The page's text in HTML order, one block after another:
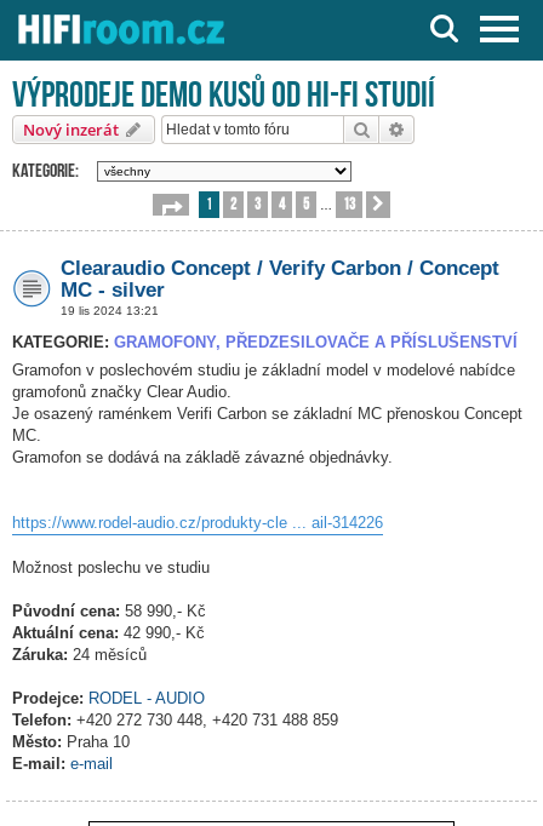
Server o Hi-Fi a AV technice
Výprodeje demo kusů od HI-FI studií
Nový inzerát Hledat
Kategorie:
Stránka 1z 13
1 2 3 4 5 13
Clearaudio Concept / Verify Carbon / Concept
MC - silver
19 lis 2024 13:21
KATEGORIE: GRAMOFONY, PŘEDZESILOVAČE A PŘÍSLUŠENSTVÍ
Gramofon v poslechovém studiu je základní model v modelové nabídce
gramofonů značky Clear Audio.
Je osazený raménkem Verifi Carbon se základní MC přenoskou Concept
MC.
Gramofon se dodává na základě závazné objednávky.
https://www.rodel-audio.cz/produkty-cle ... ail-314226
Možnost poslechu ve studiu
Původní cena: 58 990,- Kč
Aktuální cena: 42 990,- Kč
Záruka: 24 měsíců
Prodejce: RODEL - AUDIO
Telefon: +420 272 730 448, +420 731 488 859
Město: Praha 10
E-mail: e-mail